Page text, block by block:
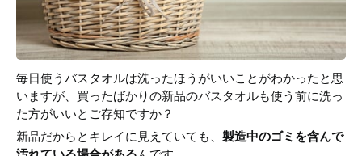
毎日使うバスタオルは洗ったほうがいいことがわかったと思
いますが、買ったばかりの新品のバスタオルも使う前に洗っ
た方がいいとご存知ですか？
新品だからとキレイに見えていても、 製造中のゴミを含んで